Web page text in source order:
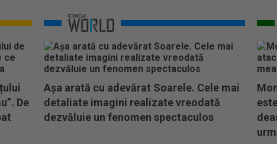
De
Așa arată cu adevărat Soarele. Cele mai
detaliate imagini realizate vreodată
dezvăluie un fenomen spectaculos